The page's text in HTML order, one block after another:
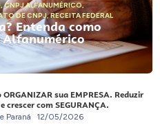
,CNPJ ALFANUMÉRICO,
DE CNPJ,RECEITA FEDERAL
Entenda como
Alfanumérico
ORGANIZAR sua EMPRESA. Reduzir
crescer com SEGURANÇA.
Paraná 12/05/2026